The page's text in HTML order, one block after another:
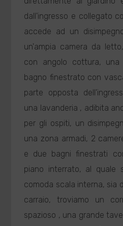
dall'ingresso e collegato
accede ad un
un'ampia camera da
con angolo cottura,
bagno finestrato con
parte opposta
una lavanderia , adibita
per gli ospiti, un
una zona armadi, 2
e due bagni finestrati
piano interrato, al quale
comoda scala interna, sia
carraio, troviamo un
spazioso , una grande